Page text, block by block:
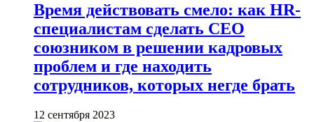
Время действовать смело: как HR-
специалистам сделать CEO
союзником в решении кадровых
проблем и где находить
сотрудников, которых негде брать
12 сентября 2023